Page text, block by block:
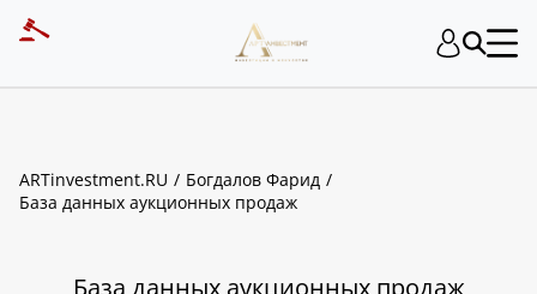
ARTinvestment.RU
Богдалов Фарид
База данных аукционных продаж
База данных аукционных продаж